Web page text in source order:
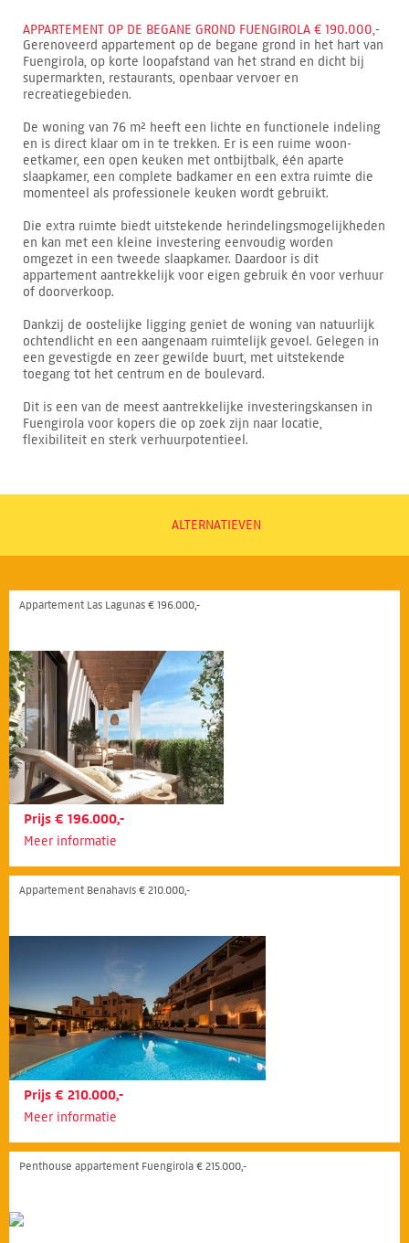
APPARTEMENT OP DE BEGANE GROND FUENGIROLA € 190.000,-
Gerenoveerd appartement op de begane grond in het hart van
Fuengirola, op korte loopafstand van het strand en dicht bij
supermarkten, restaurants, openbaar vervoer en
recreatiegebieden.
De woning van 76 m² heeft een lichte en functionele indeling
en is direct klaar om in te trekken. Er is een ruime woon-
eetkamer, een open keuken met ontbijtbalk, één aparte
slaapkamer, een complete badkamer en een extra ruimte die
momenteel als professionele keuken wordt gebruikt.
Die extra ruimte biedt uitstekende herindelingsmogelijkheden
en kan met een kleine investering eenvoudig worden
omgezet in een tweede slaapkamer. Daardoor is dit
appartement aantrekkelijk voor eigen gebruik én voor verhuur
of doorverkoop.
Dankzij de oostelijke ligging geniet de woning van natuurlijk
ochtendlicht en een aangenaam ruimtelijk gevoel. Gelegen in
een gevestigde en zeer gewilde buurt, met uitstekende
toegang tot het centrum en de boulevard.
Dit is een van de meest aantrekkelijke investeringskansen in
Fuengirola voor kopers die op zoek zijn naar locatie,
flexibiliteit en sterk verhuurpotentieel.
ALTERNATIEVEN
Appartement Las Lagunas € 196.000,-
Prijs € 196.000,-
Meer informatie
Appartement Benahavís € 210.000,-
Prijs € 210.000,-
Meer informatie
Penthouse appartement Fuengirola € 215.000,-